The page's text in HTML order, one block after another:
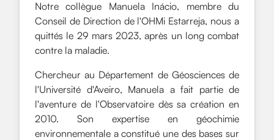
Notre collègue Manuela Inácio, membre du
Conseil de Direction de l'OHMi Estarreja, nous a
quittés le 29 mars 2023, après un long combat
contre la maladie.
Chercheur au Département de Géosciences de
l'Université d'Aveiro, Manuela a fait partie de
l'aventure de l'Observatoire dès sa création en
2010. Son expertise en géochimie
environnementale a constitué une des bases sur